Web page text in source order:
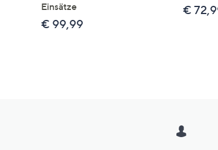
Einsätze
€ 99,99
€